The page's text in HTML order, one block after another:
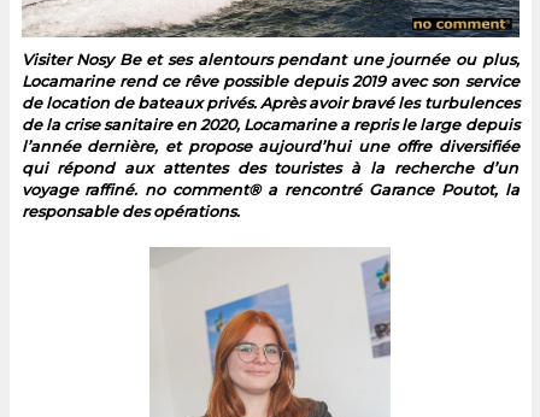
Visiter Nosy Be et ses alentours pendant une journée ou plus,
Locamarine rend ce rêve possible depuis 2019 avec son service
de location de bateaux privés. Après avoir bravé les turbulences
de la crise sanitaire en 2020, Locamarine a repris le large depuis
l’année dernière, et propose aujourd’hui une offre diversifiée
qui répond aux attentes des touristes à la recherche d’un
voyage raffiné. no comment® a rencontré Garance Poutot, la
responsable des opérations.